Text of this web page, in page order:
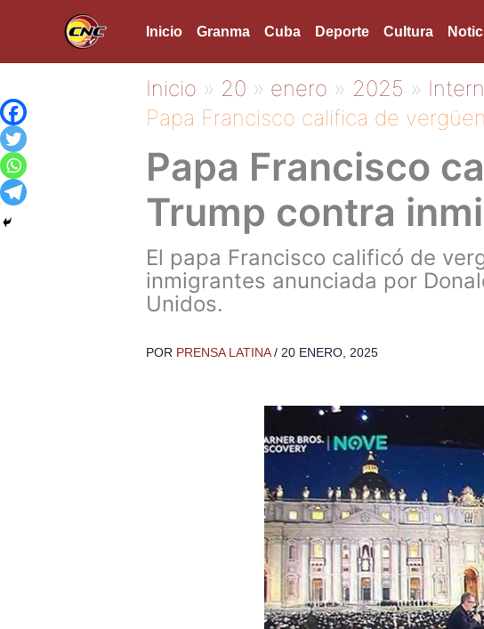
Inicio Granma Cuba Deporte Cultura
Inicio 20 enero 2025
Papa Francisco califica de
Papa Francisco
Trump contra
El papa Francisco calificó de
inmigrantes anunciada por
Unidos.
POR PRENSA LATINA/ 20 ENERO, 2025